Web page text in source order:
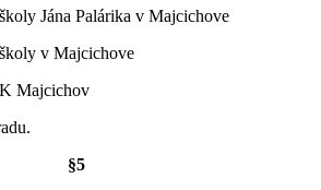
Jána Palárika v Majcichove
v Majcichove
Majcichov
§5